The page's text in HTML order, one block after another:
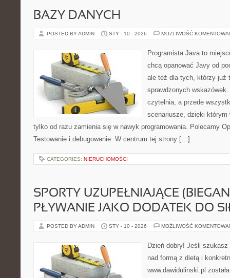
BAZY DANYCH
POSTED BY ADMIN STY - 10 - 2026 MOŻLIWOŚĆ
Programista Java to
chcą opanować Javy od
ale też dla tych, którzy już
sprawdzonych
czytelnia, a przede
scenariusze, dzięki którym
tylko od razu zamienia się w nawyk programowania. Polecamy
Testowanie i debugowanie. W centrum tej strony […]
CATEGORIES: NIERUCHOMOŚCI
SPORTY UZUPEŁNIAJĄCE
PŁYWANIE JAKO DODATEK DO
POSTED BY ADMIN STY - 10 - 2026 MOŻLIWOŚĆ
Dzień dobry! Jeśli
nad formą z dietą i
www.dawidulinski.pl